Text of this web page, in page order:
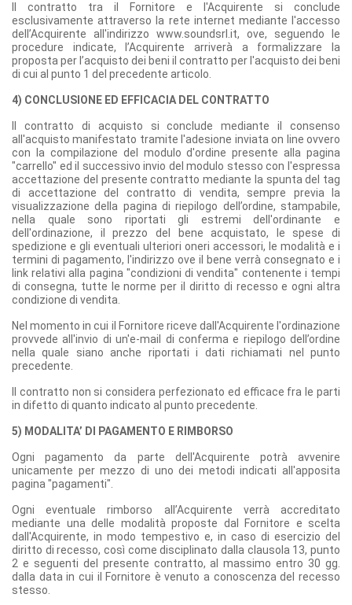
Il contratto tra il Fornitore e l'Acquirente si conclude
esclusivamente attraverso la rete internet mediante l'accesso
dell’Acquirente all'indirizzo www.soundsrl.it, ove, seguendo le
procedure indicate, l’Acquirente arriverà a formalizzare la
proposta per l’acquisto dei beni il contratto per l'acquisto dei beni
di cui al punto 1 del precedente articolo.
4) CONCLUSIONE ED EFFICACIA DEL CONTRATTO
Il contratto di acquisto si conclude mediante il consenso
all'acquisto manifestato tramite l'adesione inviata on line ovvero
con la compilazione del modulo d'ordine presente alla pagina
"carrello" ed il successivo invio del modulo stesso con l'espressa
accettazione del presente contratto mediante la spunta del tag
di accettazione del contratto di vendita, sempre previa la
visualizzazione della pagina di riepilogo dell’ordine, stampabile,
nella quale sono riportati gli estremi dell'ordinante e
dell'ordinazione, il prezzo del bene acquistato, le spese di
spedizione e gli eventuali ulteriori oneri accessori, le modalità e i
termini di pagamento, l'indirizzo ove il bene verrà consegnato e i
link relativi alla pagina "condizioni di vendita" contenente i tempi
di consegna, tutte le norme per il diritto di recesso e ogni altra
condizione di vendita.
Nel momento in cui il Fornitore riceve dall'Acquirente l'ordinazione
provvede all'invio di un'e-mail di conferma e riepilogo dell’ordine
nella quale siano anche riportati i dati richiamati nel punto
precedente.
Il contratto non si considera perfezionato ed efficace fra le parti
in difetto di quanto indicato al punto precedente.
5) MODALITA’ DI PAGAMENTO E RIMBORSO
Ogni pagamento da parte dell'Acquirente potrà avvenire
unicamente per mezzo di uno dei metodi indicati all'apposita
pagina "pagamenti".
Ogni eventuale rimborso all’Acquirente verrà accreditato
mediante una delle modalità proposte dal Fornitore e scelta
dall'Acquirente, in modo tempestivo e, in caso di esercizio del
diritto di recesso, così come disciplinato dalla clausola 13, punto
2 e seguenti del presente contratto, al massimo entro 30 gg.
dalla data in cui il Fornitore è venuto a conoscenza del recesso
stesso.